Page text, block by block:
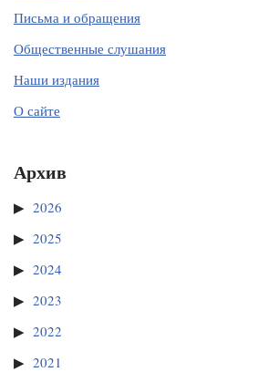
Письма и обращения
Общественные слушания
Наши издания
О сайте
Архив
2026
2025
2024
2023
2022
2021